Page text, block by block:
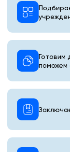
Готовим
поможем